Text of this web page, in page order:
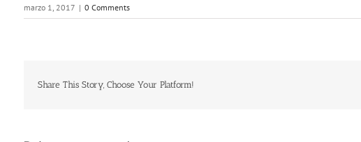
marzo 1, 2017 | 0 Comments
Share This Story, Choose Your Platform!